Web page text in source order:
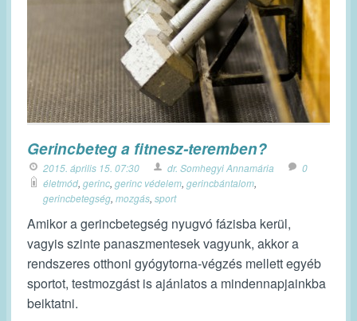
Gerincbeteg a fitnesz-teremben?
2015. április 15. 07:30 dr. Somhegyi Annamária
0
életmód, gerinc, gerinc védelem, gerincbántalom,
gerincbetegség, mozgás, sport
Amikor a gerincbetegség nyugvó fázisba kerül,
vagyis szinte panaszmentesek vagyunk, akkor a
rendszeres otthoni gyógytorna-végzés mellett egyéb
sportot, testmozgást is ajánlatos a mindennapjainkba
beiktatni.